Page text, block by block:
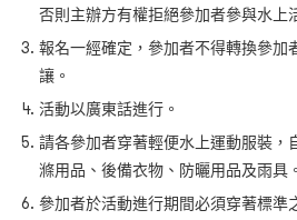
否則主辦方有權拒絕參加者參與水上
報名一經確定，參加者不得轉換參加
讓。
活動以廣東話進行。
請各參加者穿著輕便水上運動服裝，
滌用品、後備衣物、防曬用品及雨具。
參加者於活動進行期間必須穿著標準